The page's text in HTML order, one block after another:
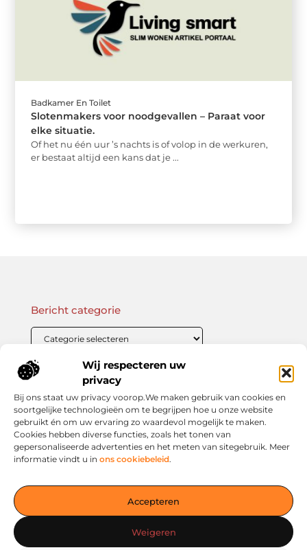
Wij respecteren uw
privacy
Bij ons staat uw privacy voorop.We maken gebruik van cookies en
soortgelijke technologieën om te begrijpen hoe u onze website
gebruikt én om uw ervaring zo waardevol mogelijk te maken.
Cookies hebben diverse functies, zoals het tonen van
gepersonaliseerde advertenties en het meten van sitegebruik. Meer
informatie vindt u in ons cookiebeleid.
Accepteren
Weigeren
Badkamer En Toilet
Slotenmakers voor noodgevallen – Paraat voor
elke situatie.
Of het nu één uur ’s nachts is of volop in de werkuren,
er bestaat altijd een kans dat je ...
— Verken prikkelende blogs, slimme inzichten en praktische
tips voor een bewuster en slimmer leven. Alles overzichtelijk
verzameld op één platform. Begin vandaag nog op living-
smart.nl!
Onze informatie
Bericht categorie